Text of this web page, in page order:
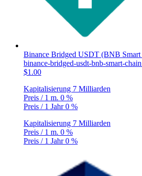
Binance Bridged USDT (BNB Smart
binance-bridged-usdt-bnb-smart-
$1.00
Kapitalisierung 7 Milliarden
Preis / 1 m. 0 %
Preis / 1 Jahr0 %
Kapitalisierung 7 Milliarden
Preis / 1 m. 0 %
Preis / 1 Jahr0 %